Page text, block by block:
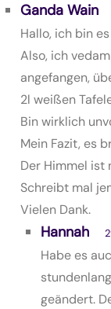
Ganda Wain
Hallo, ich bin
Also, ich
angefangen,
2l weißen
Bin wirklich
Mein Fazit, es
Der Himmel ist
Schreibt mal
Vielen Dank.
Hannah
Habe es
geändert.